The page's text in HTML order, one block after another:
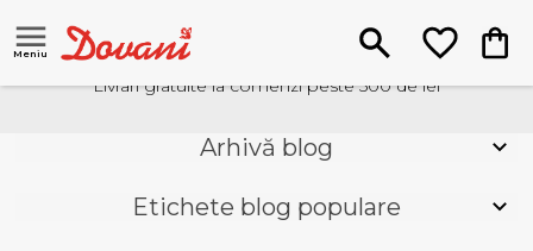
Meniu
Livrari gratuite la comenzi peste 500 de lei
Arhivă blog
Etichete blog populare